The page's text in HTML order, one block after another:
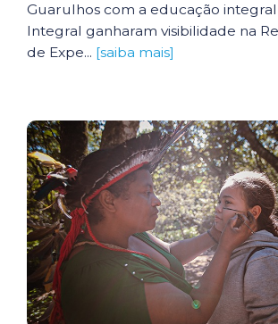
Guarulhos com a educação
Integral ganharam visibilidade na
de Expe... [saiba mais]